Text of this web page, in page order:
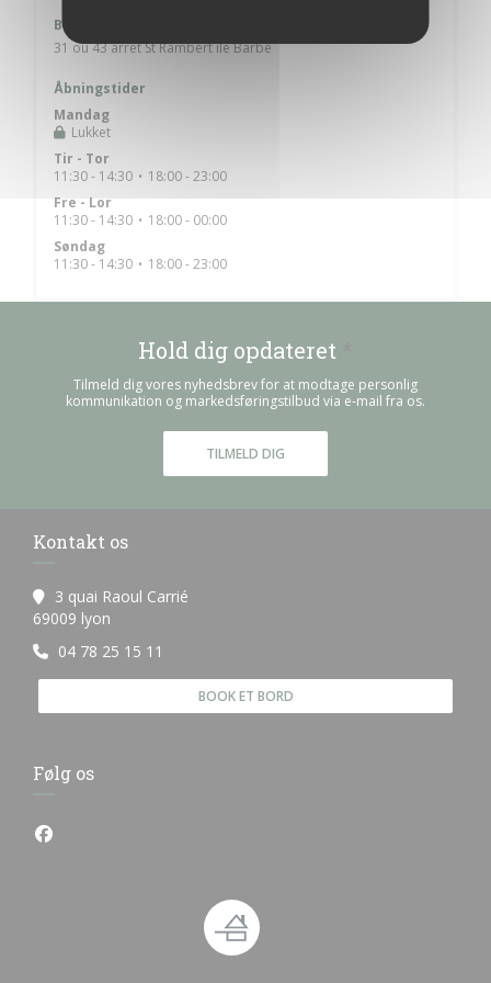
Bus
31 ou 43 arrêt St Rambert île Barbe
Åbningstider
Mandag
Lukket
Tir - Tor
11:30 - 14:30 • 18:00 - 23:00
Fre - Lor
11:30 - 14:30 • 18:00 - 00:00
Søndag
11:30 - 14:30 • 18:00 - 23:00
Hold dig opdateret
Tilmeld dig vores nyhedsbrev for at modtage personlig
kommunikation og markedsføringstilbud via e-mail fra os.
TILMELD DIG
Kontakt os
3 quai Raoul Carrié
69009 lyon
04 78 25 15 11
BOOK ET BORD
Følg os
Facebook ((åbner i et nyt vindue))